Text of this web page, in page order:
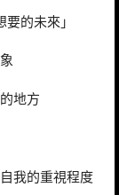
的未來」
地方
我的重視程度